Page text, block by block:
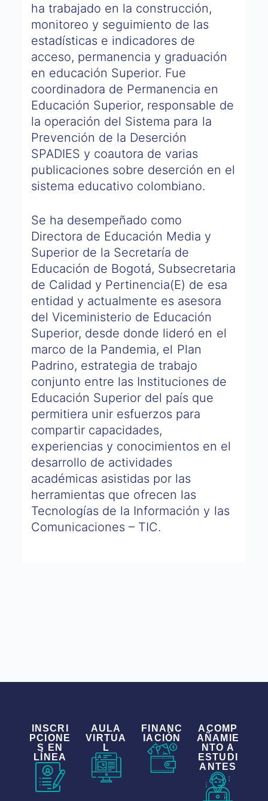
ha trabajado en la construcción,
monitoreo y seguimiento de las
estadísticas e indicadores de
acceso, permanencia y graduación
en educación Superior. Fue
coordinadora de Permanencia en
Educación Superior, responsable de
la operación del Sistema para la
Prevención de la Deserción
SPADIES y coautora de varias
publicaciones sobre deserción en el
sistema educativo colombiano.
Se ha desempeñado como
Directora de Educación Media y
Superior de la Secretaría de
Educación de Bogotá, Subsecretaria
de Calidad y Pertinencia(E) de esa
entidad y actualmente es asesora
del Viceministerio de Educación
Superior, desde donde lideró en el
marco de la Pandemia, el Plan
Padrino, estrategia de trabajo
conjunto entre las Instituciones de
Educación Superior del país que
permitiera unir esfuerzos para
compartir capacidades,
experiencias y conocimientos en el
desarrollo de actividades
académicas asistidas por las
herramientas que ofrecen las
Tecnologías de la Información y las
Comunicaciones – TIC.
INSCRI
PCIONE
S EN
LÍNEA
AULA
VIRTUA
L
FINANC
IACIÓN
ACOMP
AÑAMIE
NTO A
ESTUDI
ANTES